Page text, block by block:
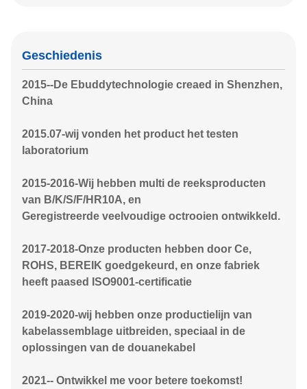
Geschiedenis
2015--De Ebuddytechnologie creaed in Shenzhen,
China
2015.07-wij vonden het product het testen
laboratorium
2015-2016-Wij hebben multi de reeksproducten
van B/K/S/F/HR10A, en
Geregistreerde veelvoudige octrooien ontwikkeld.
2017-2018-Onze producten hebben door Ce,
ROHS, BEREIK goedgekeurd, en onze fabriek
heeft paased ISO9001-certificatie
2019-2020-wij hebben onze productielijn van
kabelassemblage uitbreiden, speciaal in de
oplossingen van de douanekabel
2021-- Ontwikkel me voor betere toekomst!